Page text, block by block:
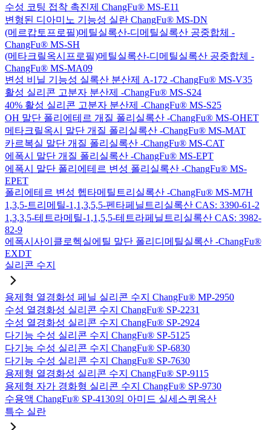
수성 코팅 접착 촉진제 ChangFu® MS-E11
변형된 디아미노 기능성 실란 ChangFu® MS-DN
(메르캅토프로필)메틸실록산-디메틸실록산 공중합체 -
ChangFu® MS-SH
(메타크릴옥시프로필)메틸실록산-디메틸실록산 공중합체 -
ChangFu® MS-MA09
변성 비닐 기능성 실록산 분산제 A-172 -ChangFu® MS-V35
활성 실리콘 고분자 분산제 -ChangFu® MS-S24
40% 활성 실리콘 고분자 분산제 -ChangFu® MS-S25
OH 말단 폴리에테르 개질 폴리실록산 -ChangFu® MS-OHET
메타크릴옥시 말단 개질 폴리실록산 -ChangFu® MS-MAT
카르복실 말단 개질 폴리실록산 -ChangFu® MS-CAT
에폭시 말단 개질 폴리실록산 -ChangFu® MS-EPT
에폭시 말단 폴리에테르 변성 폴리실록산 -ChangFu® MS-
EPET
폴리에테르 변성 헵타메틸트리실록산 -ChangFu® MS-M7H
1,3,5-트리메틸-1,1,3,5,5-펜타페닐트리실록산 CAS: 3390-61-2
1,3,3,5-테트라메틸-1,1,5,5-테트라페닐트리실록산 CAS: 3982-
82-9
에폭시사이클로헥실에틸 말단 폴리디메틸실록산 -ChangFu®
EXDT
실리콘 수지
용제형 열경화성 페닐 실리콘 수지 ChangFu® MP-2950
수성 열경화성 실리콘 수지 ChangFu® SP-2231
수성 열경화성 실리콘 수지 ChangFu® SP-2924
다기능 수성 실리콘 수지 ChangFu® SP-5125
다기능 수성 실리콘 수지 ChangFu® SP-6830
다기능 수성 실리콘 수지 ChangFu® SP-7630
용제형 열경화성 실리콘 수지 ChangFu® SP-9115
용제형 자가 경화형 실리콘 수지 ChangFu® SP-9730
수용액 ChangFu® SP-4130의 아미드 실세스퀴옥산
특수 실란